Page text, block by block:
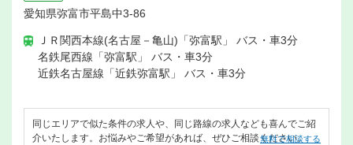
愛知県弥富市平島中3-86
ＪＲ関西本線(名古屋－亀山)「弥富駅」 バス・車3分
名鉄尾西線「弥富駅」 バス・車3分
近鉄名古屋線「近鉄弥富駅」 バス・車3分
同じエリアで似た条件の求人や、同じ路線の求人なども喜んでご紹
介いたします。お悩みやご希望があれば、ぜひご相談ください。
無料で相談する